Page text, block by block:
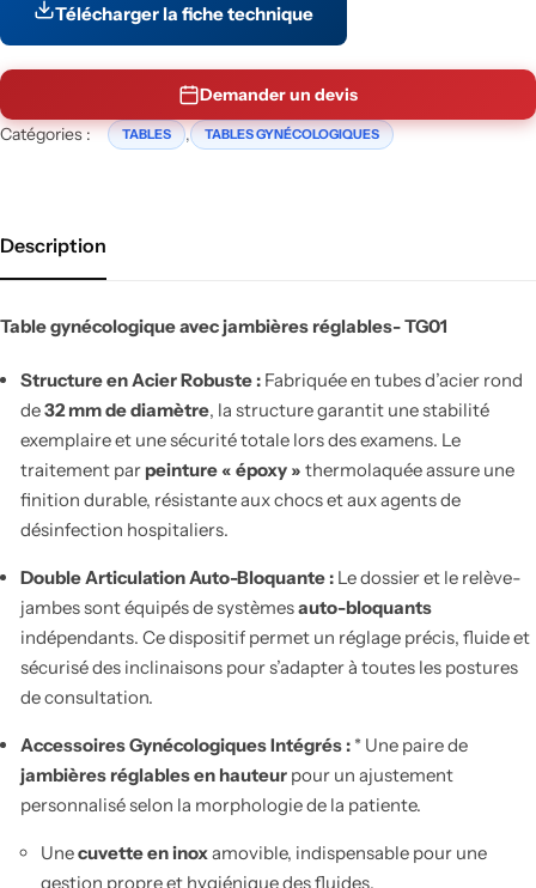
Télécharger la fiche technique
Demander un devis
Catégories :
TABLES , TABLES GYNÉCOLOGIQUES
Description
Table gynécologique avec jambières réglables- TG01
Structure en Acier Robuste : Fabriquée en tubes d’acier rond
de32 mm de diamètre, la structure garantit une stabilité
exemplaire et une sécurité totale lors des examens. Le
traitement par peinture « époxy » thermolaquée assure une
finition durable, résistante aux chocs et aux agents de
désinfection hospitaliers.
Double Articulation Auto-Bloquante : Le dossier et le relève-
jambes sont équipés de systèmesauto-bloquants
indépendants. Ce dispositif permet un réglage précis, fluide et
sécurisé des inclinaisons pour s’adapter à toutes les postures
de consultation.
Accessoires Gynécologiques Intégrés : * Une paire de
jambières réglables en hauteur pour un ajustement
personnalisé selon la morphologie de la patiente.
Unecuvette en inoxamovible, indispensable pour une
gestion propre et hygiénique des fluides.